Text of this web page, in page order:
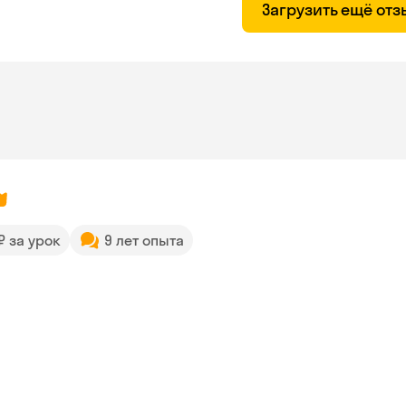
Загрузить ещё
за урок 9 лет опыта